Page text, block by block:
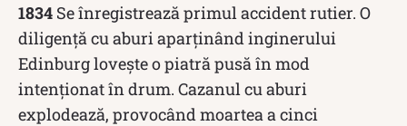
1834 Se înregistrează primul accident rutier. O
diligenţă cu aburi aparținând inginerului
Edinburg lovește o piatră pusă în mod
intenţionat în drum. Cazanul cu aburi
explodează, provocând moartea a cinci